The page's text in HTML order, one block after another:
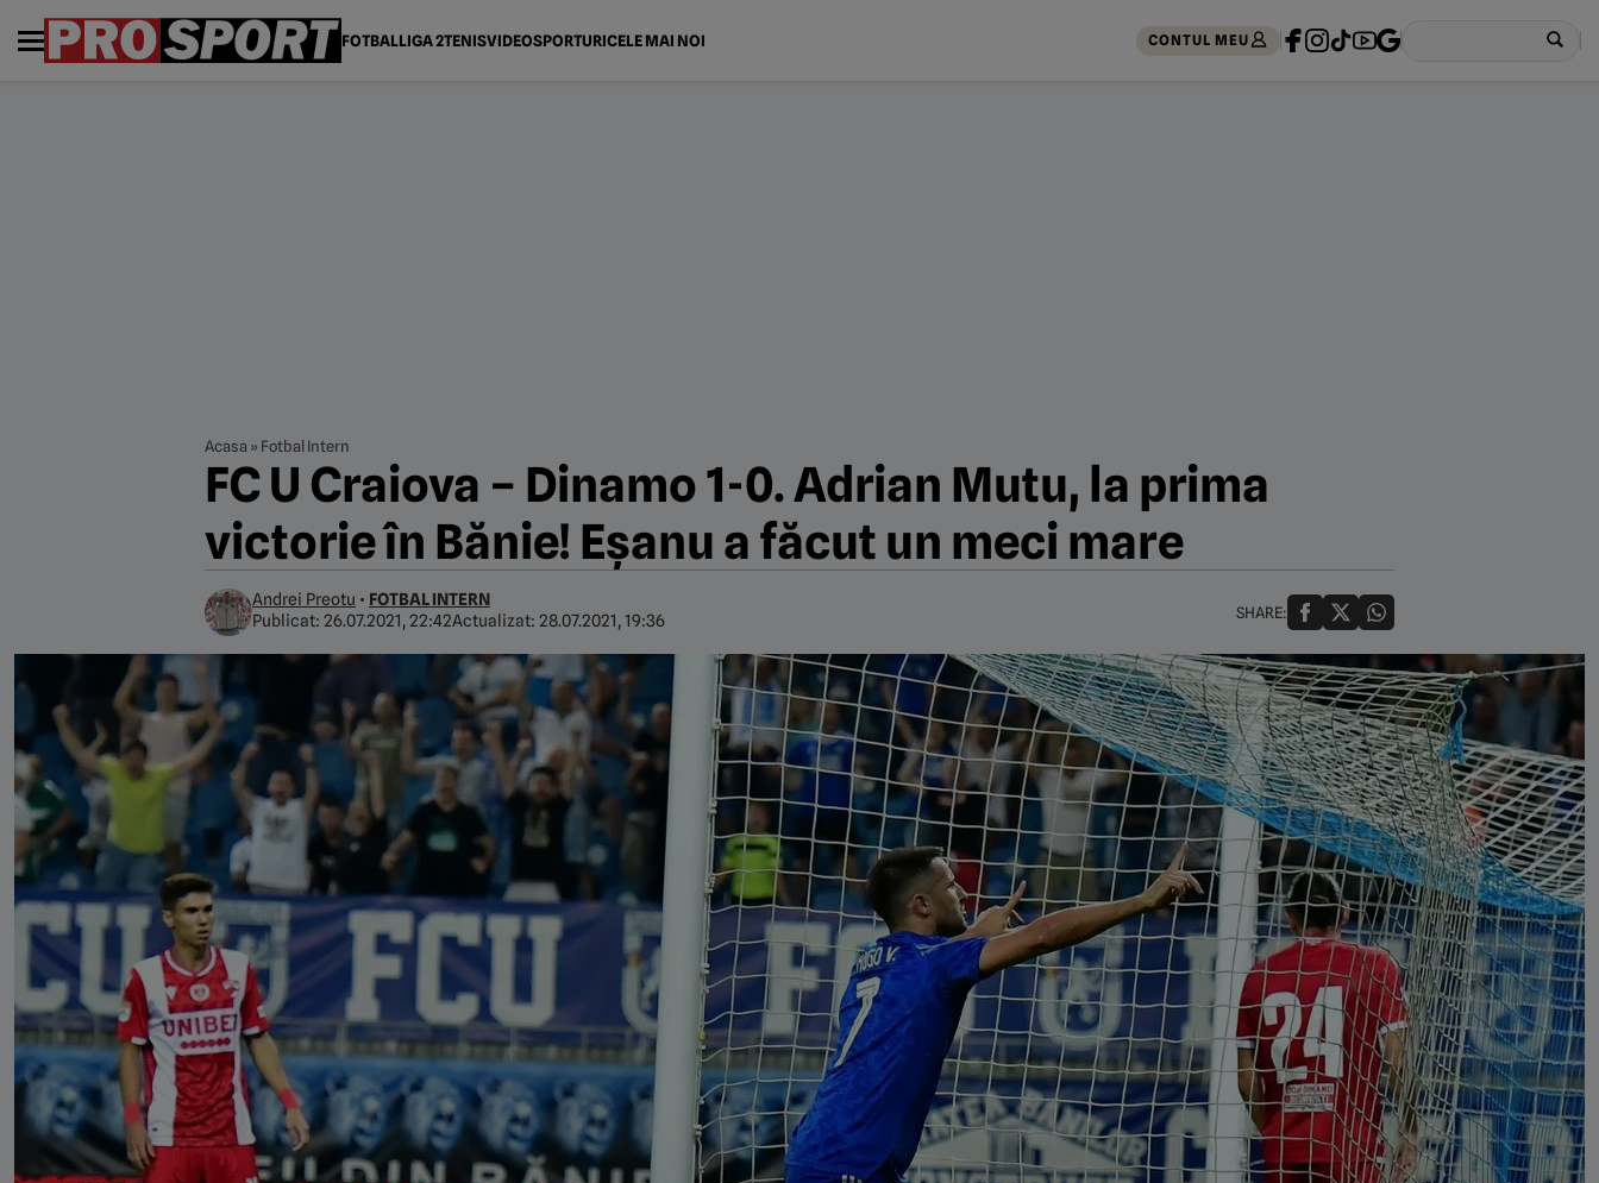
FOTBALLIGA 2TENISVIDEOSPORTURICELE MAI NOI CONTUL MEU
Acasa » Fotbal Intern
FC U Craiova – Dinamo 1-0. Adrian Mutu, la prima
victorie în Bănie! Eșanu a făcut un meci mare
Andrei Preotu • FOTBAL INTERN
Publicat: 26.07.2021, 22:42Actualizat: 28.07.2021, 19:36 SHARE: